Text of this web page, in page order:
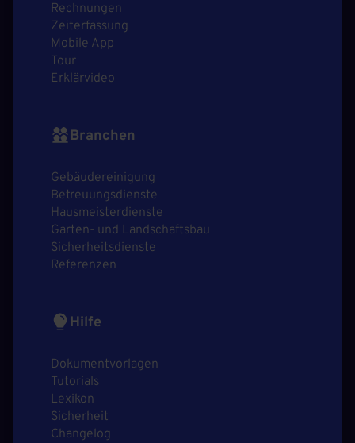
Rechnungen
Zeiterfassung
Mobile App
Tour
Erklärvideo
Branchen
Gebäudereinigung
Betreuungsdienste
Hausmeisterdienste
Garten- und Landschaftsbau
Sicherheitsdienste
Referenzen
Hilfe
Dokumentvorlagen
Tutorials
Lexikon
Sicherheit
Changelog